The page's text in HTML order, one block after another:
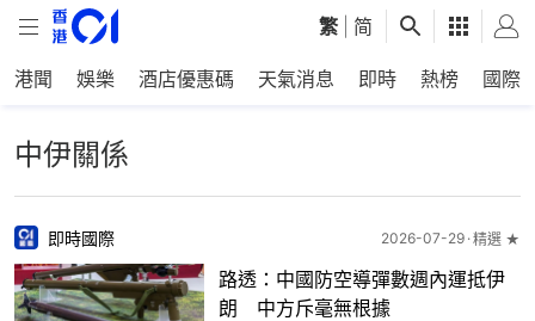
繁 简
港聞 娛樂 酒店優惠碼 天氣消息 即時 熱榜 國際
中伊關係
即時國際 2026-07-29 精選 ★
路透：中國防空導彈數週內運抵伊
朗 中方斥毫無根據